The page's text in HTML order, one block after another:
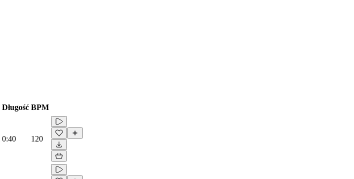
Długość BPM
0:40 120